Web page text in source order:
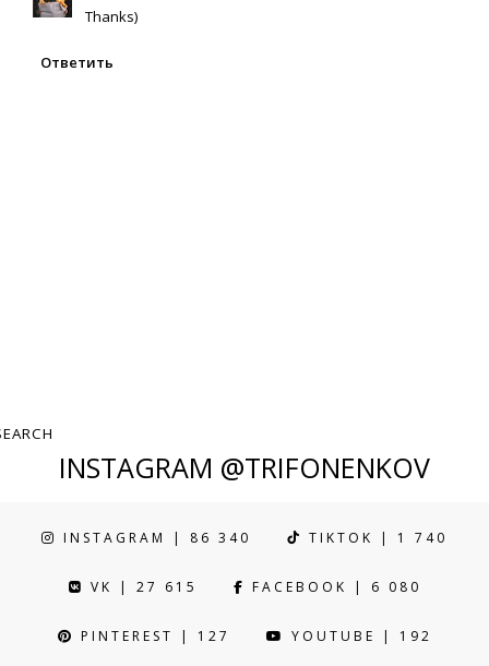
Thanks)
Ответить
INSTAGRAM @TRIFONENKOV
INSTAGRAM | 86 340 TIKTOK | 1 740
VK | 27 615 FACEBOOK | 6 080
PINTEREST | 127 YOUTUBE | 192